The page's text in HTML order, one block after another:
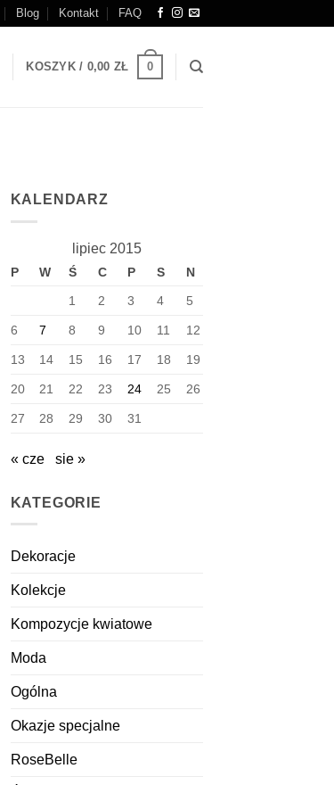
Blog Kontakt FAQ
KOSZYK / 0,00 ZŁ 0
KALENDARZ
lipiec 2015
P W Ś C P S
N
1
2 3 4 5
6 7 8 9 10 11 12
13 14 15 16 17 18 19
20 21 22 23 24 25 26
27 28 29 30 31
« cze sie »
KATEGORIE
Dekoracje
Kolekcje
Kompozycje kwiatowe
Moda
Ogólna
Okazje specjalne
RoseBelle